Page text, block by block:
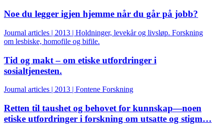
Noe du legger igjen hjemme når du går på jobb?
Journal articles | 2013 | Holdninger, levekår og livsløp. Forskning
om lesbiske, homofile og bifile.
Tid og makt – om etiske utfordringer i
sosialtjenesten.
Journal articles | 2013 | Fontene Forskning
Retten til taushet og behovet for kunnskap—noen
etiske utfordringer i forskning om utsatte og stigm…